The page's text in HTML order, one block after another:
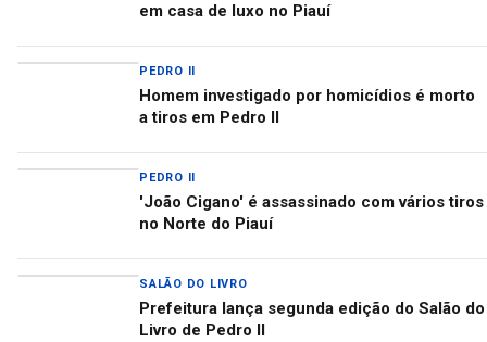
em casa de luxo no Piauí
PEDRO II
Homem investigado por homicídios é morto
a tiros em Pedro II
PEDRO II
'João Cigano' é assassinado com vários tiros
no Norte do Piauí
SALÃO DO LIVRO
Prefeitura lança segunda edição do Salão do
Livro de Pedro II